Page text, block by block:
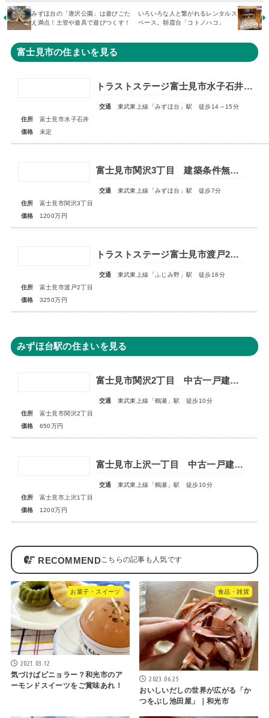
みずほ台の「唐沢公園」は遊びごた
え満点！土管や遊具で遊びつくす！
いろいろな人と繋がれるレンタルス
ペース。朝霞台「コトノハコ」
富士見市の住まいを見る
トラストステージ富士見市水子石井21期 全12区画 ◇販売予告◇
交通
東武東上線「みずほ台」駅 徒歩14～15分
住所
富士見市水子石井
価格
未定
富士見市関沢3丁目 建築条件無売地
交通
東武東上線「みずほ台」駅 徒歩7分
住所
富士見市関沢3丁目
価格
1200万円
トラストステージ富士見市渡戸2丁目4期 全2区画
交通
東武東上線「ふじみ野」駅 徒歩18分
住所
富士見市渡戸2丁目
価格
3250万円
みずほ台駅の住まいを見る
富士見市関沢2丁目 中古一戸建住宅
交通
東武東上線「鶴瀬」駅 徒歩10分
住所
富士見市関沢2丁目
価格
650万円
富士見市上沢一丁目 中古一戸建住宅
交通
東武東上線「鶴瀬」駅 徒歩10分
住所
富士見市上沢1丁目
価格
1200万円
RECOMMEND
お菓子・スイーツ
2021.03.12
気づけばピニョラー？和光市のア
ーモンドスイーツをご賞味あれ！
食品・雑貨
2023.06.25
おいしいだしの世界が広がる「か
つをぶし池田屋」｜和光市